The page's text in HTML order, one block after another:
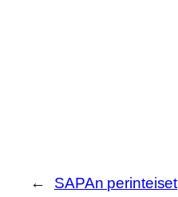
←
SAPAn perinteiset